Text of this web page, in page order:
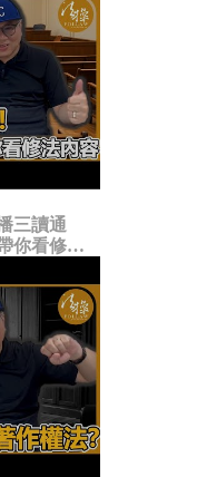
三讀通
你看修法